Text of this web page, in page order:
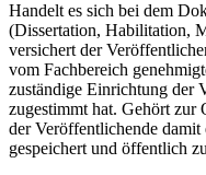
Handelt es sich bei dem
(Dissertation, Habilitation,
versichert der
vom Fachbereich
zuständige Einrichtung der
zugestimmt hat. Gehört zur
der Veröffentlichende damit
gespeichert und öffentlich